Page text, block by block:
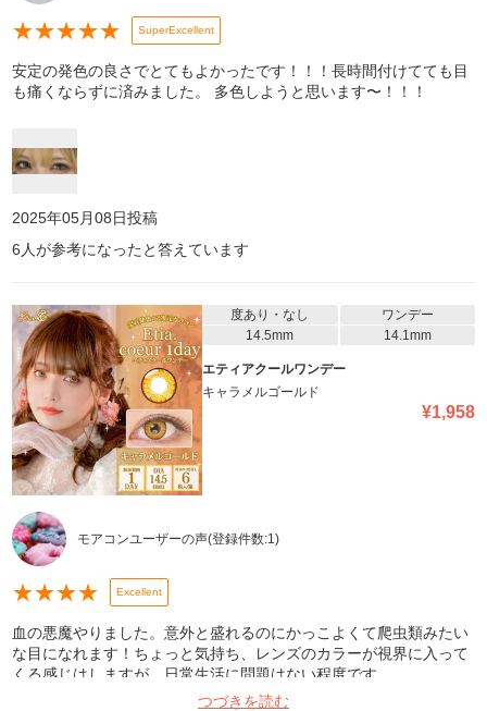
★★★★★ SuperExcellent
安定の発色の良さでとてもよかったです！！！長時間付けてても目
も痛くならずに済みました。 多色しようと思います〜！！！
2025年05月08日投稿
6 人が参考になったと答えています
度あり・なし
ワンデー
14.5mm
14.1mm
エティアクールワンデー
キャラメルゴールド
¥1,958
モアコンユーザーの声(登録件数:1)
★★★★ Excellent
血の悪魔やりました。意外と盛れるのにかっこよくて爬虫類みたい
な目になれます！ちょっと気持ち、レンズのカラーが視界に入って
くる感じはしますが、日常生活に問題はない程度です。
つづきを読む